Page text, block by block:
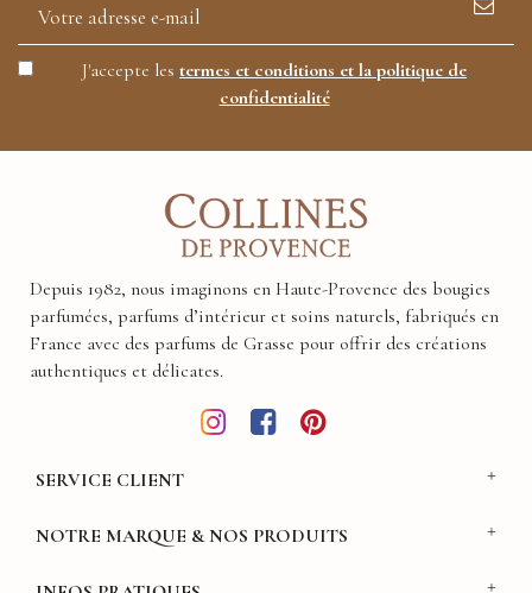
J'accepte lestermes et conditions et la politique de
confidentialité
Depuis 1982, nous imaginons en Haute-Provence des bougies
parfumées, parfums d’intérieur et soins naturels, fabriqués en
France avec des parfums de Grasse pour offrir des créations
authentiques et délicates.
SERVICE CLIENT
NOTRE MARQUE & NOS PRODUITS